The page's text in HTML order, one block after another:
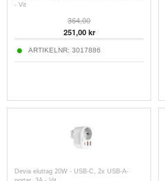
- Vit
364,00
251,00kr
ARTIKELNR: 3017886
Devia eluttag 20W - USB-C, 2x USB-A-